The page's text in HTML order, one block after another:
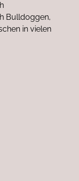
Bulldoggen,
in vielen